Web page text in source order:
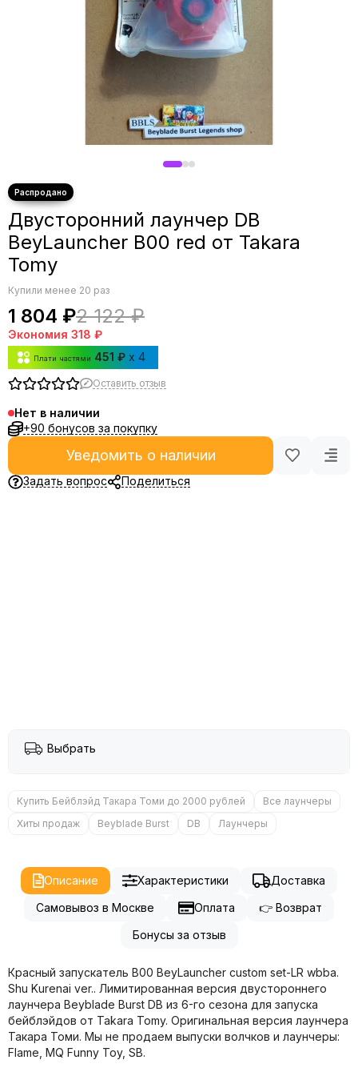
Двусторонний лаунчер DB
BeyLauncher B00 red от Takara
Tomy
Купили менее 20 раз
1 804 ₽2 122 ₽
Экономия 318 ₽
Плати частями 451 ₽ x 4
Оставить отзыв
Нет в наличии
+90 бонусов за покупку
Уведомить о наличии
Задать вопрос Поделиться
Выбрать
Купить Бейблэйд Такара Томи до 2000 рублей
Все лаунчеры
Хиты продаж
Beyblade Burst DB Лаунчеры
Описание Характеристики
Доставка
Самовывоз в Москве
Оплата
👉 Возврат
Бонусы за отзыв
Красный запускатель B00 BeyLauncher custom set-LR wbba.
Shu Kurenai ver.. Лимитированная версия двустороннего
лаунчера Beyblade Burst DB из 6-го сезона для запуска
бейблэйдов от Takara Tomy. Оригинальная версия лаунчера
Такара Томи. Мы не продаем выпуски волчков и лаунчеры:
Flame, MQ Funny Toy, SB.